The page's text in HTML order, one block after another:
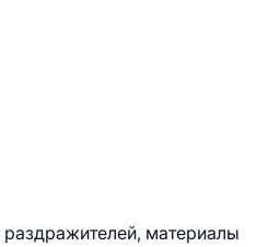
раздражителей, материалы